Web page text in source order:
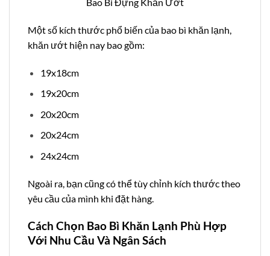
Một số kích thước phổ biến của bao bì khăn lạnh,
khăn ướt hiện nay bao gồm:
19x18cm
19x20cm
20x20cm
20x24cm
24x24cm
Ngoài ra, bạn cũng có thể tùy chỉnh kích thước theo
yêu cầu của mình khi đặt hàng.
Cách Chọn Bao Bì Khăn Lạnh Phù Hợp
Với Nhu Cầu Và Ngân Sách